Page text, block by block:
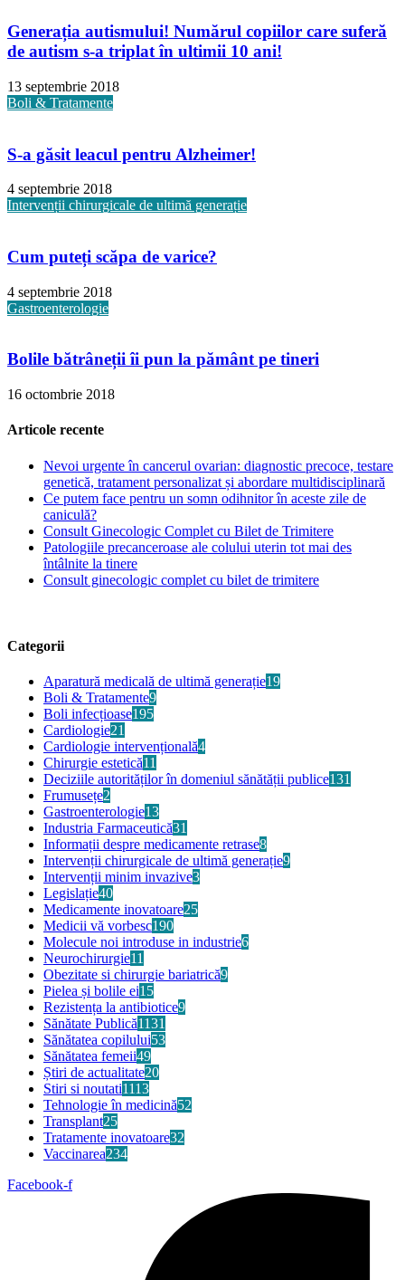
Generația autismului! Numărul copiilor care suferă
de autism s-a triplat în ultimii 10 ani!
13 septembrie 2018
Boli & Tratamente
S-a găsit leacul pentru Alzheimer!
4 septembrie 2018
Intervenții chirurgicale de ultimă generație
Cum puteți scăpa de varice?
4 septembrie 2018
Gastroenterologie
Bolile bătrâneții îi pun la pământ pe tineri
16 octombrie 2018
Articole recente
Nevoi urgente în cancerul ovarian: diagnostic precoce, testare
genetică, tratament personalizat și abordare multidisciplinară
Ce putem face pentru un somn odihnitor în aceste zile de
caniculă?
Consult Ginecologic Complet cu Bilet de Trimitere
Patologiile precanceroase ale colului uterin tot mai des
întâlnite la tinere
Consult ginecologic complet cu bilet de trimitere
Categorii
Aparatură medicală de ultimă generație19
Boli & Tratamente9
Boli infecțioase195
Cardiologie21
Cardiologie intervențională4
Chirurgie estetică11
Deciziile autorităților în domeniul sănătății publice131
Frumusețe2
Gastroenterologie13
Industria Farmaceutică31
Informații despre medicamente retrase8
Intervenții chirurgicale de ultimă generație9
Intervenții minim invazive3
Legislație40
Medicamente inovatoare25
Medicii vă vorbesc190
Molecule noi introduse in industrie6
Neurochirurgie11
Obezitate si chirurgie bariatrică9
Pielea și bolile ei15
Rezistența la antibiotice9
Sănătate Publică1131
Sănătatea copilului53
Sănătatea femeii49
Știri de actualitate20
Stiri si noutati1113
Tehnologie în medicină52
Transplant25
Tratamente inovatoare32
Vaccinarea234
Facebook-f